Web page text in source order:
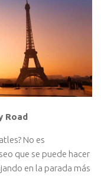
Road
No es
que se puede hacer
en la parada más